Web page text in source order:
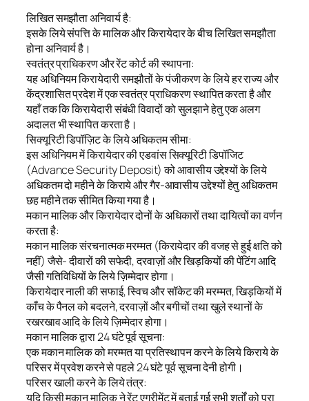
लिखित समझौता अनिवार्य है:
इसके लिये संपत्ति के मालिक और किरायेदार के बीच लिखित समझौता
होना अनिवार्य है।
स्वतंत्र प्राधिकरण और रेंट कोर्ट की स्थापना:
यह अधिनियम किरायेदारी समझौतों के पंजीकरण के लिये हर राज्य और
केंद्रशासित प्रदेश में एक स्वतंत्र प्राधिकरण स्थापित करता है और
यहाँ तक कि किरायेदारी संबंधी विवादों को सुलझाने हेतु एक अलग
अदालत भी स्थापित करता है।
सिक्यूरिटी डिपॉज़िट के लिये अधिकतम सीमा:
इस अधिनियम में किरायेदार की एडवांस सिक्यूरिटी डिपॉजिट
(Advance Security Deposit) को आवासीय उद्देश्यों के लिये
अधिकतम दो महीने के किराये और गैर-आवासीय उद्देश्यों हेतु अधिकतम
छह महीने तक सीमित किया गया है।
मकान मालिक और किरायेदार दोनों के अधिकारों तथा दायित्वों का वर्णन
करता है:
मकान मालिक संरचनात्मक मरम्मत (किरायेदार की वजह से हुई क्षति को
नहीं) जैसे- दीवारों की सफेदी, दरवाज़ों और खिड़कियों की पेंटिंग आदि
जैसी गतिविधियों के लिये ज़िम्मेदार होगा।
किरायेदार नाली की सफाई, स्विच और सॉकेट की मरम्मत, खिड़कियों में
काँच के पैनल को बदलने, दरवाज़ों और बगीचों तथा खुले स्थानों के
रखरखाव आदि के लिये ज़िम्मेदार होगा।
मकान मालिक द्वारा 24 घंटे पूर्व सूचना:
एक मकान मालिक को मरम्मत या प्रतिस्थापन करने के लिये किराये के
परिसर में प्रवेश करने से पहले 24 घंटे पूर्व सूचना देनी होगी।
परिसर खाली करने के लिये तंत्र:
यदि किसी मकान मालिक ने रेंट एग्रीमेंट में बताई गई सभी शर्तों को पूरा